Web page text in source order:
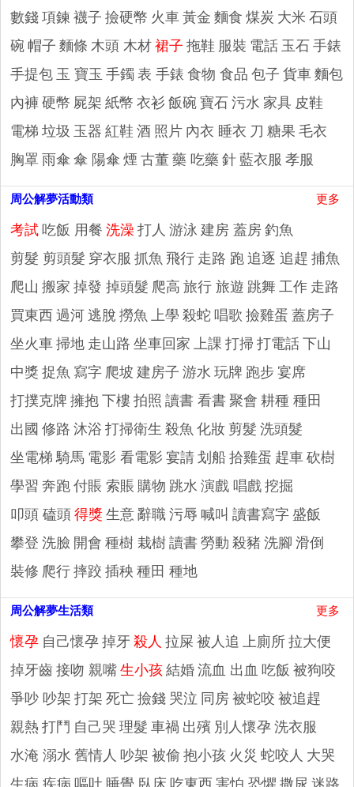
數錢 項鍊 襪子 撿硬幣 火車 黃金 麵食 煤炭 大米 石頭
碗 帽子 麵條 木頭 木材 裙子 拖鞋 服裝 電話 玉石 手錶
手提包 玉 寶玉 手鐲 表 手錶 食物 食品 包子 貨車 麵包
內褲 硬幣 屍架 紙幣 衣衫 飯碗 寶石 污水 家具 皮鞋
電梯 垃圾 玉器 紅鞋 酒 照片 內衣 睡衣 刀 糖果 毛衣
胸罩 雨傘 傘 陽傘 煙 古董 藥 吃藥 針 藍衣服 孝服
更多
周公解夢活動類
考試 吃飯 用餐 洗澡 打人 游泳 建房 蓋房 釣魚
剪髮 剪頭髮 穿衣服 抓魚 飛行 走路 跑 追逐 追趕 捕魚
爬山 搬家 掉發 掉頭髮 爬高 旅行 旅遊 跳舞 工作 走路
買東西 過河 逃脫 撈魚 上學 殺蛇 唱歌 撿雞蛋 蓋房子
坐火車 掃地 走山路 坐車回家 上課 打掃 打電話 下山
中獎 捉魚 寫字 爬坡 建房子 游水 玩牌 跑步 宴席
打撲克牌 擁抱 下樓 拍照 讀書 看書 聚會 耕種 種田
出國 修路 沐浴 打掃衛生 殺魚 化妝 剪髮 洗頭髮
坐電梯 騎馬 電影 看電影 宴請 划船 拾雞蛋 趕車 砍樹
學習 奔跑 付賬 索賬 購物 跳水 演戲 唱戲 挖掘
叩頭 磕頭 得獎 生意 辭職 污辱 喊叫 讀書寫字 盛飯
攀登 洗臉 開會 種樹 栽樹 讀書 勞動 殺豬 洗腳 滑倒
裝修 爬行 摔跤 插秧 種田 種地
更多
周公解夢生活類
懷孕 自己懷孕 掉牙 殺人 拉屎 被人追 上廁所 拉大便
掉牙齒 接吻 親嘴 生小孩 結婚 流血 出血 吃飯 被狗咬
爭吵 吵架 打架 死亡 撿錢 哭泣 同房 被蛇咬 被追趕
親熱 打鬥 自己哭 理髮 車禍 出殯 別人懷孕 洗衣服
水淹 溺水 舊情人 吵架 被偷 抱小孩 火災 蛇咬人 大哭
生病 疾病 嘔吐 睡覺 臥床 吃東西 害怕 恐懼 撒尿 迷路